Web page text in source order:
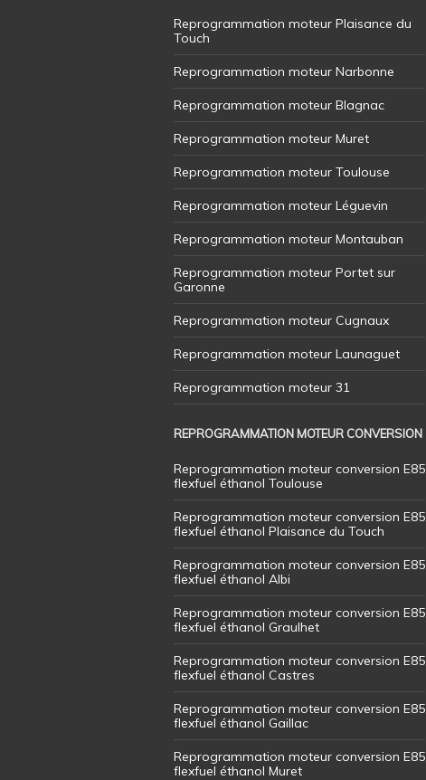
Reprogrammation moteur Plaisance du
Touch
Reprogrammation moteur Narbonne
Reprogrammation moteur Blagnac
Reprogrammation moteur Muret
Reprogrammation moteur Toulouse
Reprogrammation moteur Léguevin
Reprogrammation moteur Montauban
Reprogrammation moteur Portet sur
Garonne
Reprogrammation moteur Cugnaux
Reprogrammation moteur Launaguet
Reprogrammation moteur 31
REPROGRAMMATION MOTEUR CONVERSION
Reprogrammation moteur conversion E85
flexfuel éthanol Toulouse
Reprogrammation moteur conversion E85
flexfuel éthanol Plaisance du Touch
Reprogrammation moteur conversion E85
flexfuel éthanol Albi
Reprogrammation moteur conversion E85
flexfuel éthanol Graulhet
Reprogrammation moteur conversion E85
flexfuel éthanol Castres
Reprogrammation moteur conversion E85
flexfuel éthanol Gaillac
Reprogrammation moteur conversion E85
flexfuel éthanol Muret